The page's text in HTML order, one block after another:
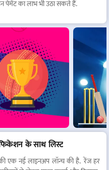
पेमेंट का लाभ भी उठा सकते हैं.
के साथ लिस्ट
एक नई लाइनअप लॉन्च की है. रेंज हर